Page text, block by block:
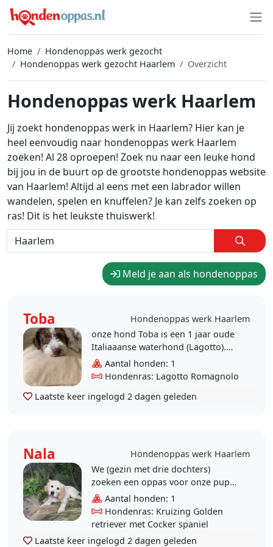
Home
Hondenoppas werk gezocht
Hondenoppas werk gezocht Haarlem
Overzicht
Hondenoppas werk Haarlem
Jij zoekt hondenoppas werk in Haarlem? Hier kan je
heel eenvoudig naar hondenoppas werk Haarlem
zoeken! Al 28 oproepen! Zoek nu naar een leuke hond
bij jou in de buurt op de grootste hondenoppas website
van Haarlem! Altijd al eens met een labrador willen
wandelen, spelen en knuffelen? Je kan zelfs zoeken op
ras! Dit is het leukste thuiswerk!
Meld je aan als hondenoppas
Toba
Hondenoppas werk Haarlem
onze hond Toba is een 1 jaar oude
Italiaaanse waterhond (Lagotto).
Heel lief maar ze kan (nog) niet
goed tegen alleen zijn. Wij zoeken
Aantal honden: 1
Hondenras: Lagotto Romagnolo
Laatste keer ingelogd 2 dagen geleden
Nala
Hondenoppas werk Haarlem
We (gezin met drie dochters)
zoeken een oppas voor onze pup
Nala. Ze is nu 4,5 maanden oud. Ze
doet het heel goed. Ze slaapt goed
en gaat ..
Aantal honden: 1
Hondenras: Kruizing Golden
retriever met Cocker spaniel
Laatste keer ingelogd 2 dagen geleden